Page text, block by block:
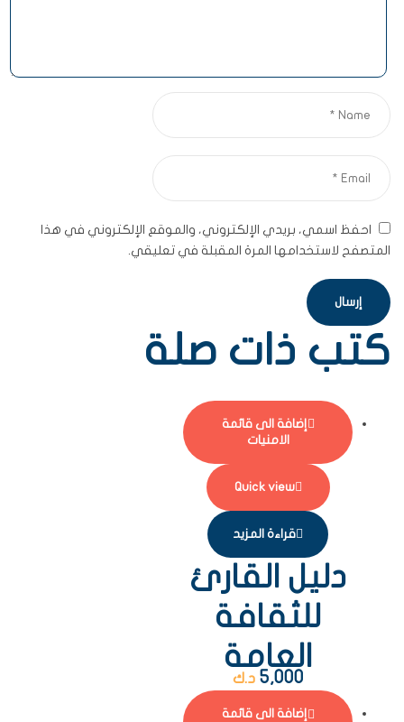
احفظ اسمي، بريدي الإلكتروني، والموقع الإلكتروني في هذا
المتصفح لاستخدامها المرة المقبلة في تعليقي.
كتب ذات صلة
إضافة الى قائمة
الامنيات
Quick view
قراءة المزيد
دليل القارئ
للثقافة
العامة
5,000 د.ك
إضافة الى قائمة